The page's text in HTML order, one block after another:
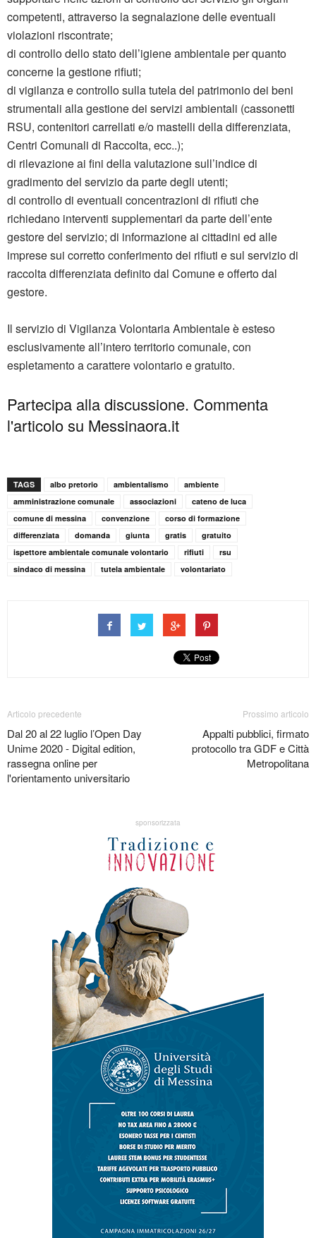
competenti, attraverso la segnalazione delle eventuali
violazioni riscontrate;
di controllo dello stato dell’igiene ambientale per quanto
concerne la gestione rifiuti;
di vigilanza e controllo sulla tutela del patrimonio dei beni
strumentali alla gestione dei servizi ambientali (cassonetti
RSU, contenitori carrellati e/o mastelli della differenziata,
Centri Comunali di Raccolta, ecc..);
di rilevazione ai fini della valutazione sull’indice di
gradimento del servizio da parte degli utenti;
di controllo di eventuali concentrazioni di rifiuti che
richiedano interventi supplementari da parte dell’ente
gestore del servizio; di informazione ai cittadini ed alle
imprese sui corretto conferimento dei rifiuti e sul servizio di
raccolta differenziata definito dal Comune e offerto dal
gestore.
Il servizio di Vigilanza Volontaria Ambientale è esteso
esclusivamente all’intero territorio comunale, con
espletamento a carattere volontario e gratuito.
Partecipa alla discussione. Commenta
l'articolo su Messinaora.it
TAGS albo pretorio ambientalismo
ambiente
amministrazione comunale
associazioni
cateno de luca
comune di messina
convenzione
corso di formazione
differenziata
domanda giunta gratis
gratuito
ispettore ambientale comunale volontario
rifiuti
rsu
sindaco di messina
tutela ambientale volontariato
Articolo precedente
Dal 20 al 22 luglio l’Open Day
Unime 2020 - Digital edition,
rassegna online per
l'orientamento universitario
Prossimo articolo
Appalti pubblici, firmato
protocollo tra GDF e Città
Metropolitana
sponsorizzata